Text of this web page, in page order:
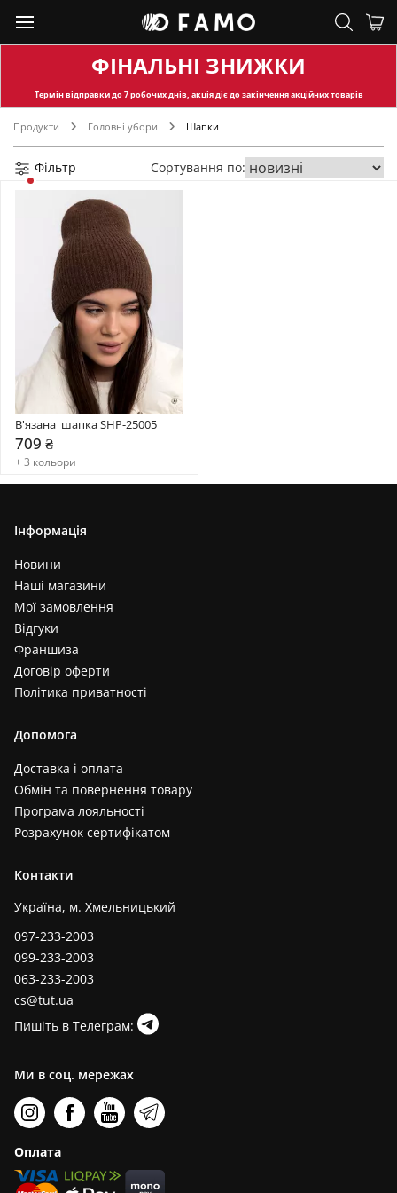
ФІНАЛЬНІ ЗНИЖКИ
Термін відправкидо 7 робочих днів, акція діє до закінчення акційних товарів
Продукти Головні убори Шапки
Фільтр Сортування по:
В'язана  шапка SHP-25005
709 ₴
+ 3 кольори
Інформація
Новини
Наші магазини
Мої замовлення
Відгуки
Франшиза
Договір оферти
Політика приватності
Допомога
Доставка і оплата
Обмін та повернення товару
Програма лояльності
Розрахунок сертифікатом
Контакти
Україна, м. Хмельницький
097-233-2003
099-233-2003
063-233-2003
cs@tut.ua
Пишіть в Телеграм:
Ми в соц. мережах
Оплата